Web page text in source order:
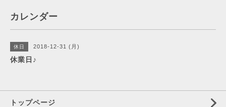
カレンダー
休日 2018-12-31 (月)
休業日♪
トップページ